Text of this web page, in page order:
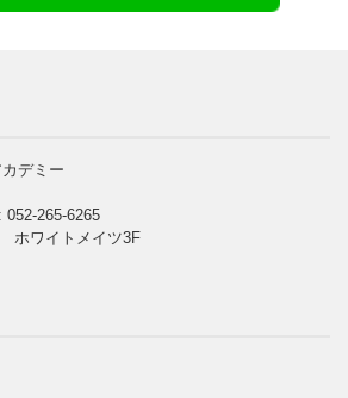
デミー
052-265-6265
ホワイトメイツ3F